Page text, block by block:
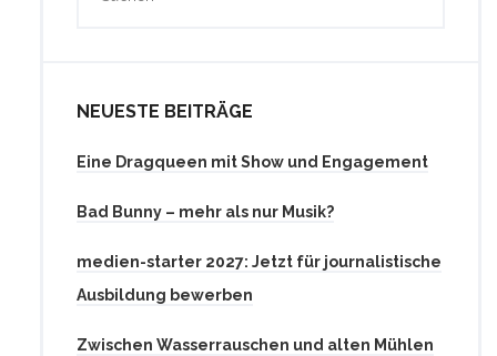
NEUESTE BEITRÄGE
Eine Dragqueen mit Show und Engagement
Bad Bunny – mehr als nur Musik?
medien-starter 2027: Jetzt für journalistische
Ausbildung bewerben
Zwischen Wasserrauschen und alten Mühlen